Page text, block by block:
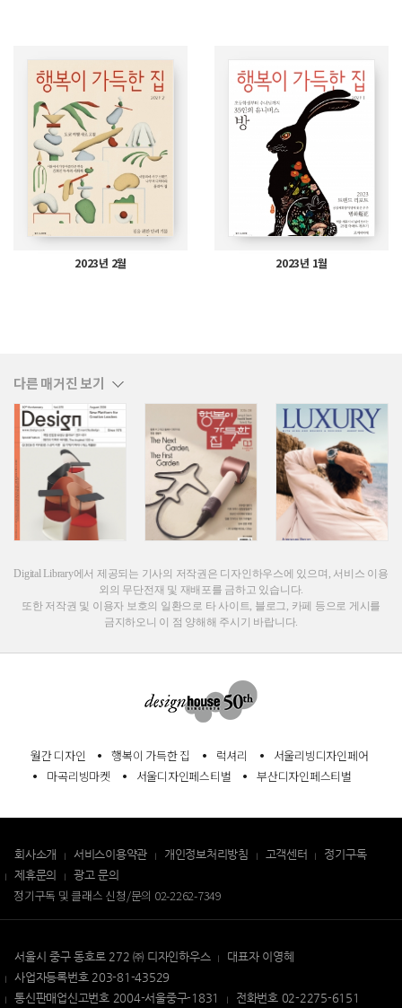
2023년 2월 2023년 1월
다른 매거진 보기
Digital Library에서 제공되는 기사의 저작권은 디자인하우스에 있으며, 서비스 이용
외의 무단전재 및 재배포를 금하고 있습니다.
또한 저작권 및 이용자 보호의 일환으로 타 사이트, 블로그, 카페 등으로 게시를
금지하오니 이 점 양해해 주시기 바랍니다.
월간 디자인 행복이 가득한 집 럭셔리
서울리빙디자인페어
마곡리빙마켓
서울디자인페스티벌 부산디자인페스티벌
회사소개 서비스이용약관 개인정보처리방침 고객센터
정기구독
제휴문의
광고 문의
정기구독 및 클래스 신청/문의 02-2262-7349
서울시 중구 동호로 272 ㈜ 디자인하우스
대표자 이영혜
사업자등록번호 203-81-43529
통신판매업신고번호 2004-서울중구-1831
전화번호 02-2275-6151